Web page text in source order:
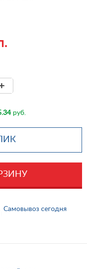
руб.
Самовывоз сегодня